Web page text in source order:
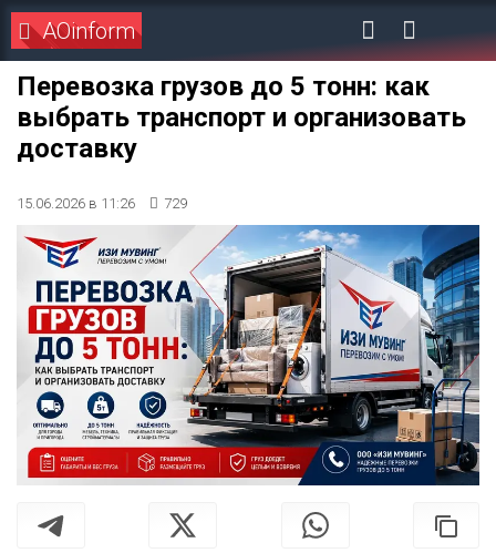
AOinform
Перевозка грузов до 5 тонн: как
выбрать транспорт и организовать
доставку
15.06.2026 в 11:26 729